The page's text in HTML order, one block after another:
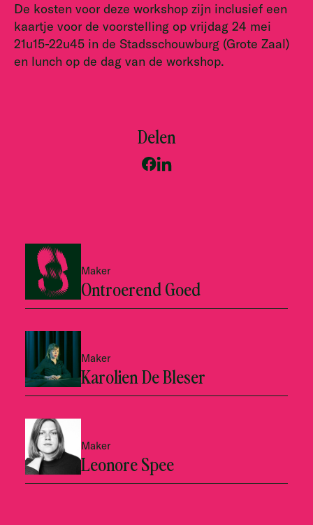
De kosten voor deze workshop zijn inclusief een
kaartje voor de voorstelling op vrijdag 24 mei
21u15-22u45 in de Stadsschouwburg (Grote Zaal)
en lunch op de dag van de workshop.
Delen
Maker
Ontroerend Goed
Maker
Karolien De Bleser
Maker
Leonore Spee